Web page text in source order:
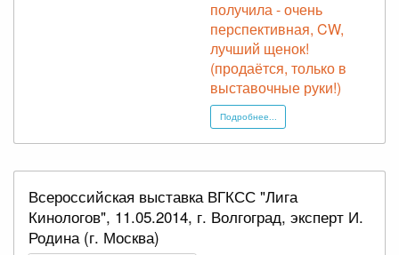
получила - очень
перспективная, CW,
лучший щенок!
(продаётся, только в
выставочные руки!)
Подробнее...
Всероссийская выставка ВГКСС "Лига
Кинологов", 11.05.2014, г. Волгоград, эксперт И.
Родина (г. Москва)